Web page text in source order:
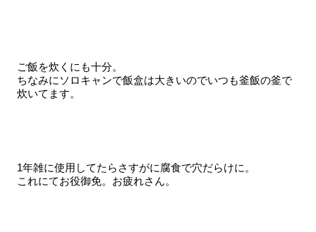
ご飯を炊くにも十分。
ちなみにソロキャンで飯盒は大きいのでいつも釜飯の釜で
炊いてます。
1年雑に使用してたらさすがに腐食で穴だらけに。
これにてお役御免。お疲れさん。